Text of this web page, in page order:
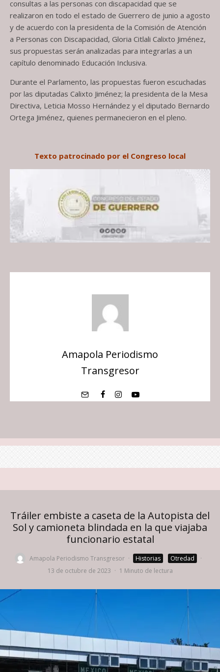
consultas a las personas con discapacidad que se
realizaron en todo el estado de Guerrero de junio a agosto
y de acuerdo con la presidenta de la Comisión de Atención
a Personas con Discapacidad, Gloria Citlali Calixto Jiménez,
sus propuestas serán analizadas para integrarlas a un
capítulo denominado Educación Inclusiva.
Durante el Parlamento, las propuestas fueron escuchadas
por las diputadas Calixto Jiménez; la presidenta de la Mesa
Directiva, Leticia Mosso Hernández y el diputado Bernardo
Ortega Jiménez, quienes permanecieron en el pleno.
Texto patrocinado por el Congreso local
Amapola Periodismo
Transgresor
Tráiler embiste a caseta de la Autopista del
Sol y camioneta blindada en la que viajaba
funcionario estatal
Amapola Periodismo Transgresor · Historias Otredad
·
13 de octubre de 2023 · 1 Minuto de lectura